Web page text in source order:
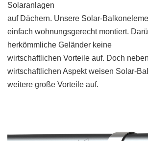
Solaranlagen
auf Dächern. Unsere Solar-
einfach wohnungsgerecht montiert.
herkömmliche Geländer keine
wirtschaftlichen Vorteile auf. Doch
wirtschaftlichen Aspekt weisen Solar-
weitere große Vorteile auf.